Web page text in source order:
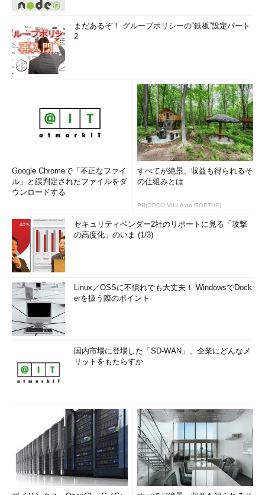
まだあるぞ！ グループポリシーの“鉄板”設定パート
2
Google Chromeで「不正なファイ
ル」と誤判定されたファイルをダ
ウンロードする
すべてが絶景、収益も得られるそ
の仕組みとは
PR(COCO VILLA on GOETHE)
セキュリティベンダー2社のリポートに見る「攻撃
の高度化」のいま (1/3)
Linux／OSSに不慣れでも大丈夫！ WindowsでDock
erを扱う際のポイント
国内市場に登場した「SD-WAN」、企業にどんなメ
リットをもたらすか